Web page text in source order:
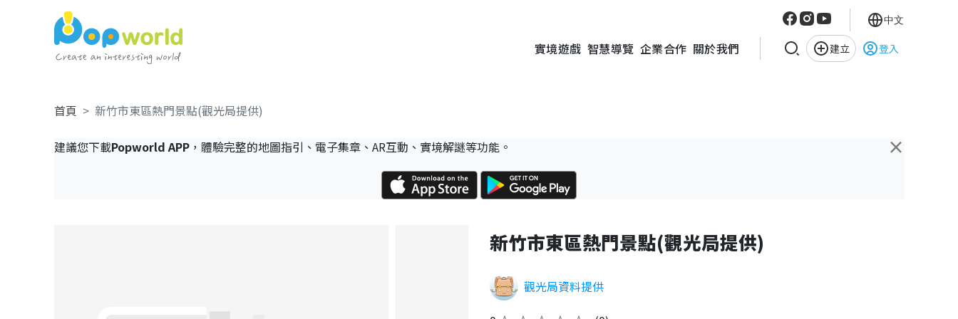
實境遊戲 智慧導覽 企業合作 關於我們 建立 登入
中文
首頁 新竹市東區熱門景點(觀光局提供)
×
建議您下載Popworld APP，體驗完整的地圖指引、電子集章、AR互動、實境解謎等功能。
新竹市東區熱門景點(觀光局提供)
觀光局資料提供